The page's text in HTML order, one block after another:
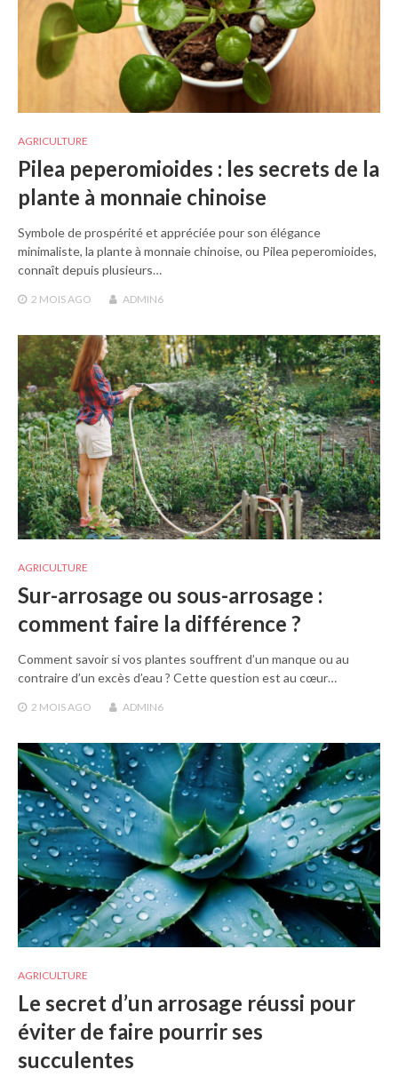
AGRICULTURE
Pilea peperomioides : les secrets de la
plante à monnaie chinoise
Symbole de prospérité et appréciée pour son élégance
minimaliste, la plante à monnaie chinoise, ou Pilea peperomioides,
connaît depuis plusieurs…
2 MOISAGO ADMIN6
AGRICULTURE
Sur-arrosage ou sous-arrosage :
comment faire la différence ?
Comment savoir si vos plantes souffrent d’un manque ou au
contraire d’un excès d’eau ? Cette question est au cœur…
2 MOISAGO ADMIN6
AGRICULTURE
Le secret d’un arrosage réussi pour
éviter de faire pourrir ses
succulentes